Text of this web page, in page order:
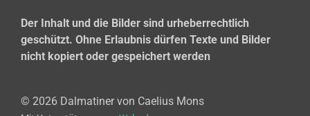
Der Inhalt und die Bilder sind urheberrechtlich
geschützt. Ohne Erlaubnis dürfen Texte und Bilder
nicht kopiert oder gespeichert werden
© 2026 Dalmatiner von Caelius Mons